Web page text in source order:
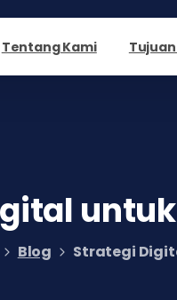
Tentang Kami
untuk
Blog Strategi